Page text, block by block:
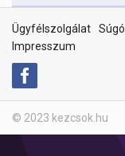
Ügyfélszolgálat Súgó
Impresszum
© 2023 kezcsok.hu